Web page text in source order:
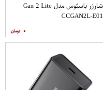
شارژر باسئوس مدل Gan 2 Lite
CCGAN2L-E01
۰